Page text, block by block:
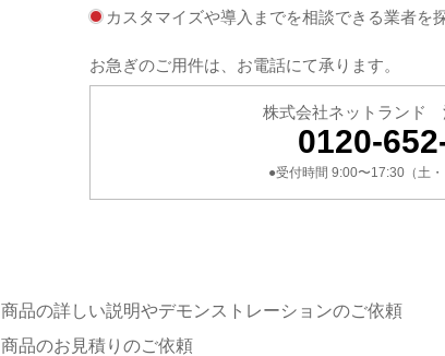
カスタマイズや導入までを相談できる業者を
お急ぎのご用件は、お電話にて承ります。
株式会社ネットランド
0120-
●受付時間 9:00〜17:30（土・
商品の詳しい説明やデモンストレーションのご依頼
商品のお見積りのご依頼